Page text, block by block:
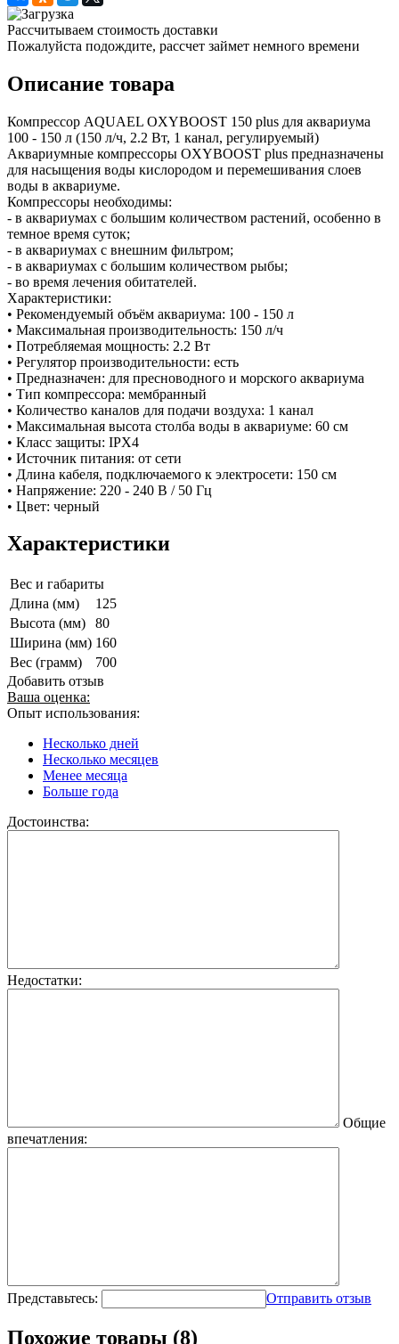
Рассчитываем стоимость доставки
Пожалуйста подождите, рассчет займет немного времени
Описание товара
Компрессор AQUAEL OXYBOOST 150 plus для аквариума
100 - 150 л (150 л/ч, 2.2 Вт, 1 канал, регулируемый)
Аквариумные компрессоры OXYBOOST plus предназначены
для насыщения воды кислородом и перемешивания слоев
воды в аквариуме.
Компрессоры необходимы:
- в аквариумах с большим количеством растений, особенно в
темное время суток;
- в аквариумах с внешним фильтром;
- в аквариумах с большим количеством рыбы;
- во время лечения обитателей.
Характеристики:
• Рекомендуемый объём аквариума: 100 - 150 л
• Максимальная производительность: 150 л/ч
• Потребляемая мощность: 2.2 Вт
• Регулятор производительности: есть
• Предназначен: для пресноводного и морского аквариума
• Тип компрессора: мембранный
• Количество каналов для подачи воздуха: 1 канал
• Максимальная высота столба воды в аквариуме: 60 см
• Класс защиты: IPX4
• Источник питания: от сети
• Длина кабеля, подключаемого к электросети: 150 см
• Напряжение: 220 - 240 В / 50 Гц
• Цвет: черный
Характеристики
Вес и габариты
Длина (мм)
125
Высота (мм)
80
Ширина (мм) 160
Вес (грамм)
700
Добавить отзыв
Ваша оценка:
Опыт использования:
Несколько дней
Несколько месяцев
Менее месяца
Больше года
Достоинства:
Недостатки:
Общие
впечатления:
Представьтесь: Отправить отзыв
Похожие товары (8)